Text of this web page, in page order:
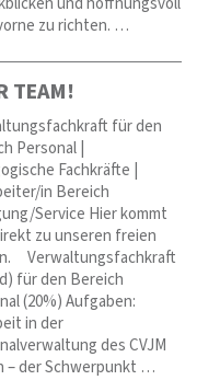
zu richten. …
TEAM!
für den
Personal |
Fachkräfte |
in Bereich
Service Hier kommt
zu unseren freien
Verwaltungsfachkraft
für den Bereich
(20%) Aufgaben:
in der
des CVJM
– der Schwerpunkt …